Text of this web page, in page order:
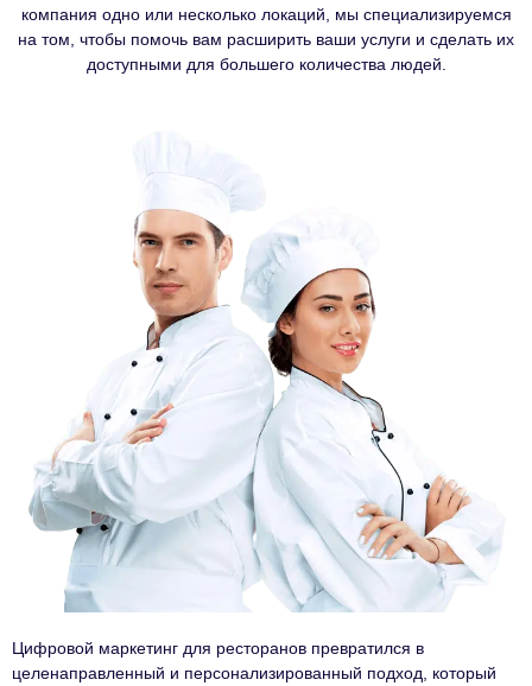
компания одно или несколько локаций, мы специализируемся
на том, чтобы помочь вам расширить ваши услуги и сделать их
доступными для большего количества людей.
Цифровой маркетинг для ресторанов превратился в
целенаправленный и персонализированный подход, который